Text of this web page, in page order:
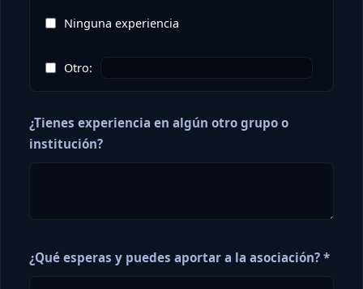
Ninguna experiencia
Otro:
¿Tienes experiencia en algún otro grupo o
institución?
¿Qué esperas y puedes aportar a la asociación? *